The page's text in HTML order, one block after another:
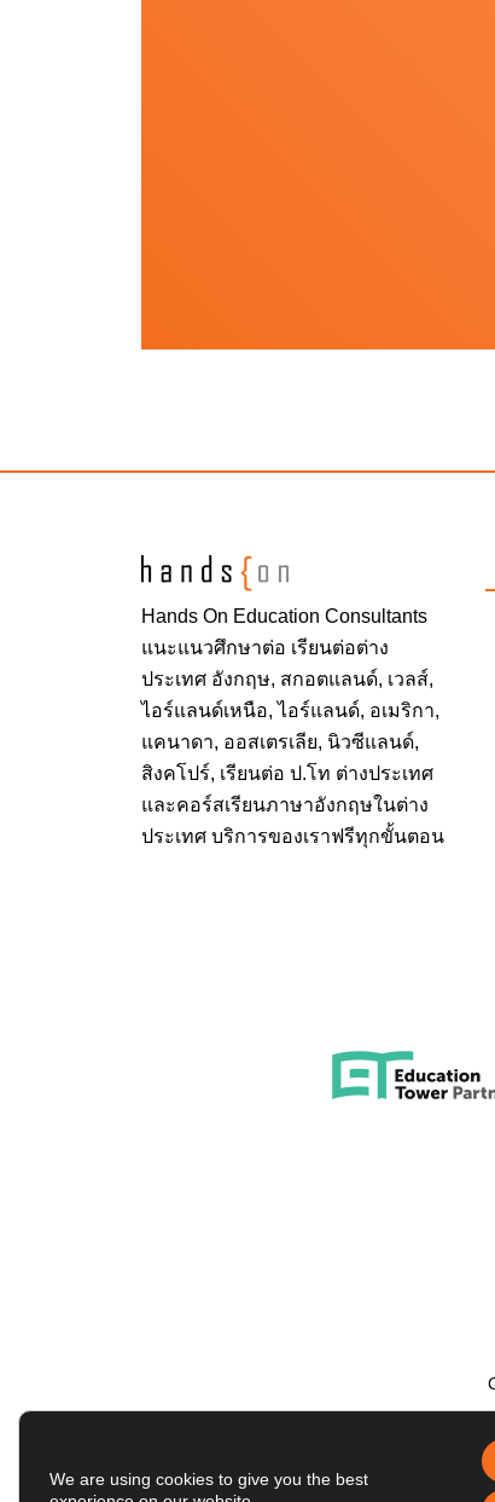
Hands On Education Consultants
แนะแนวศึกษาต่อ เรียนต่อต่าง
ประเทศ อังกฤษ, สกอตแลนด์, เวลส์,
ไอร์แลนด์เหนือ, ไอร์แลนด์, อเมริกา,
แคนาดา, ออสเตรเลีย, นิวซีแลนด์,
สิงคโปร์, เรียนต่อ ป.โท ต่างประเทศ
และคอร์สเรียนภาษาอังกฤษในต่าง
ประเทศ บริการของเราฟรีทุกขั้นตอน
We are using cookies to give you the best